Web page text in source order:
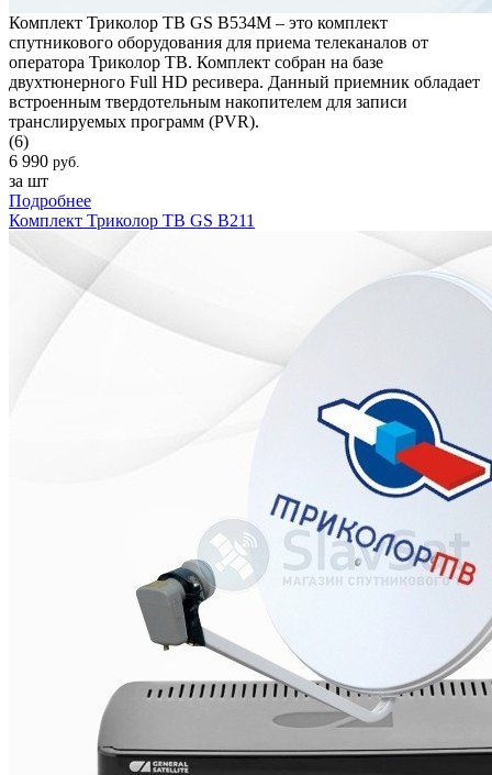
Комплект Триколор ТВ GS B534M – это комплект
спутникового оборудования для приема телеканалов от
оператора Триколор ТВ. Комплект собран на базе
двухтюнерного Full HD ресивера. Данный приемник обладает
встроенным твердотельным накопителем для записи
транслируемых программ (PVR).
(6)
6 990 руб.
за шт
Подробнее
Комплект Триколор ТВ GS B211